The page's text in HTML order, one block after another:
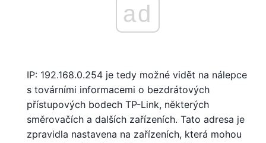
ad
IP: 192.168.0.254 je tedy možné vidět na nálepce
s továrními informacemi o bezdrátových
přístupových bodech TP-Link, některých
směrovačích a dalších zařízeních. Tato adresa je
zpravidla nastavena na zařízeních, která mohou